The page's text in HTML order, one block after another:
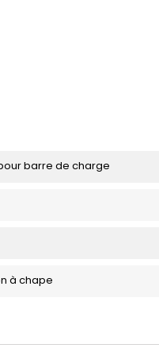
barre de charge
à chape